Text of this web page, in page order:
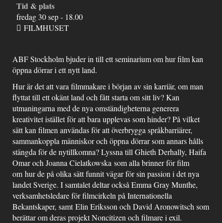
Tid & plats
fredag 30 sep - 18.00
FILMHUSET
ABF Stockholm bjuder in till ett seminarium om hur film kan
öppna dörrar i ett nytt land.
Hur är det att vara filmmakare i början av sin karriär, om man
flyttat till ett okänt land och fått starta om sitt liv? Kan
utmaningarna med de nya omständigheterna generera
kreativitet istället för att bara upplevas som hinder? På vilket
sätt kan filmen användas för att överbrygga språkbarriärer,
sammankoppla människor och öppna dörrar som annars hålls
stängda för de nytillkomna? Lyssna till Ghieth Derhally, Haifa
Omar och Joanna Cielatkowska som alla brinner för film
om hur de på olika sätt funnit vägar för sin passion i det nya
landet Sverige. I samtalet deltar också Emma Gray Munthe,
verksamhetsledare för filmcirkeln på Internationella
Bekantskaper, samt Elin Eriksson och David Aronowitsch som
berättar om deras projekt Noncitizen och filmare i exil.